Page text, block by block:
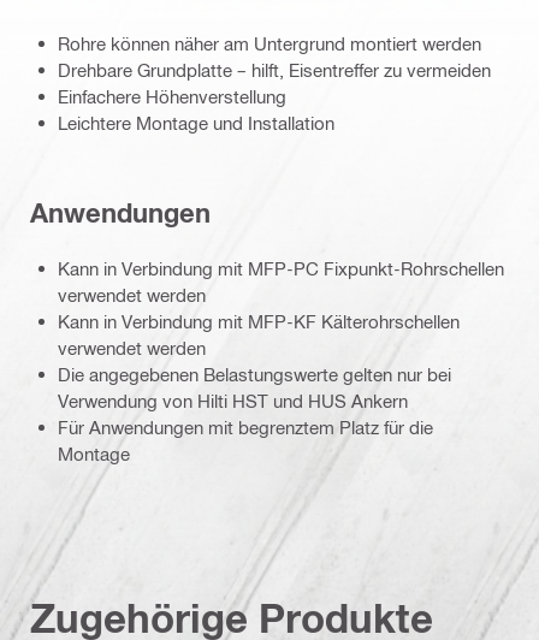
Rohre können näher am Untergrund montiert werden
Drehbare Grundplatte – hilft, Eisentreffer zu vermeiden
Einfachere Höhenverstellung
Leichtere Montage und Installation
Anwendungen
Kann in Verbindung mit MFP-PC Fixpunkt-Rohrschellen
verwendet werden
Kann in Verbindung mit MFP-KF Kälterohrschellen
verwendet werden
Die angegebenen Belastungswerte gelten nur bei
Verwendung von Hilti HST und HUS Ankern
Für Anwendungen mit begrenztem Platz für die
Montage
Zugehörige Produkte